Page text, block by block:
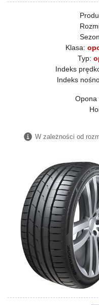
Klasa:
Typ:
Indeks
Indeks
Opona
W zależności od